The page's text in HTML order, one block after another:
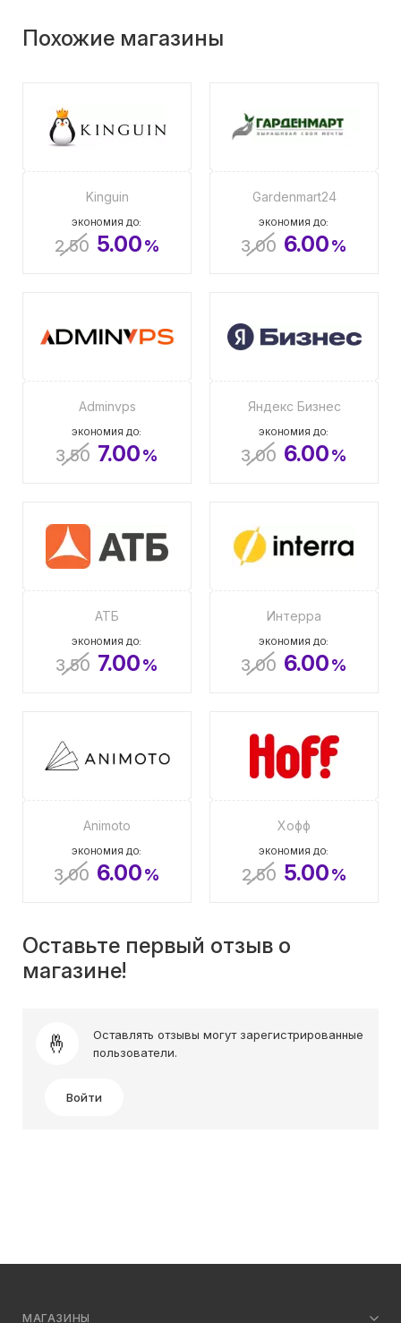
Похожие магазины
Kinguin
ЭКОНОМИЯ ДО:
2.50 5.00%
Gardenmart24
ЭКОНОМИЯ ДО:
3.00 6.00%
Adminvps
ЭКОНОМИЯ ДО:
3.50 7.00%
Яндекс Бизнес
ЭКОНОМИЯ ДО:
3.00 6.00%
АТБ
ЭКОНОМИЯ ДО:
3.50 7.00%
Интерра
ЭКОНОМИЯ ДО:
3.00 6.00%
Animoto
ЭКОНОМИЯ ДО:
3.00 6.00%
Хофф
ЭКОНОМИЯ ДО:
2.50 5.00%
Оставьте первый отзыв о
магазине!
Оставлять отзывы могут зарегистрированные
пользователи.
Войти
МАГАЗИНЫ